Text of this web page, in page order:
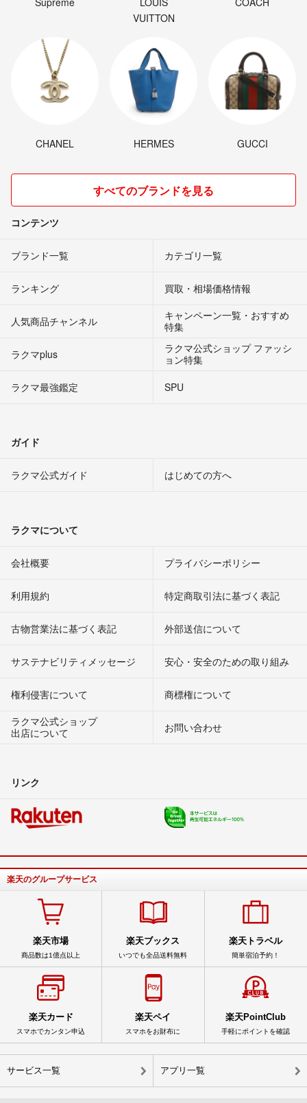
VUITTON
CHANEL HERMES GUCCI
すべてのブランドを見る
コンテンツ
ブランド一覧 カテゴリ一覧
ランキング 買取・相場価格情報
人気商品チャンネル
キャンペーン一覧・おすすめ
特集
ラクマplus
ラクマ公式ショップ ファッシ
ョン特集
ラクマ最強鑑定
SPU
ガイド
ラクマ公式ガイド はじめての方へ
ラクマについて
会社概要 プライバシーポリシー
利用規約 特定商取引法に基づく表記
古物営業法に基づく表記 外部送信について
サステナビリティメッセージ 安心・安全のための取り組み
権利侵害について
商標権について
ラクマ公式ショップ
出店について
お問い合わせ
リンク
楽天のグループサービス
楽天市場
商品数は1億点以上
楽天ブックス
いつでも全品送料無料
楽天トラベル
簡単宿泊予約！
楽天カード
スマホでカンタン申込
楽天ペイ
スマホをお財布に
楽天PointClub
手軽にポイントを確認
サービス一覧 アプリ一覧